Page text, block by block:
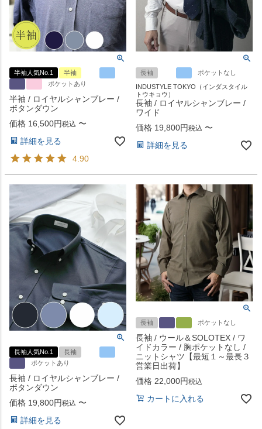
半袖人気No.1
半袖
ポケットあり
半袖 / ロイヤルシャンブレー /
ボタンダウン
価格 16,500 税込 〜
詳細を見る
4.90
長袖
ポケットなし
INDUSTYLE TOKYO（インダスタイル
トウキョウ）
長袖 / ロイヤルシャンブレー /
ワイド
価格 19,800 税込 〜
詳細を見る
長袖人気No.1
長袖
ポケットあり
長袖 / ロイヤルシャンブレー /
ボタンダウン
価格 19,800 税込 〜
詳細を見る
長袖 ポケットなし
長袖 / ウール＆SOLOTEX / ワ
イドカラー / 胸ポケットなし /
ニットシャツ【最短１～最長３
営業日出荷】
価格 22,000 税込
カートに入れる